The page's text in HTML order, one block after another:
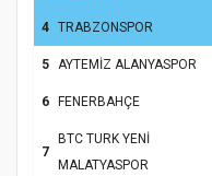
4 TRABZONSPOR
5 AYTEMİZ ALANYASPOR
6 FENERBAHÇE
7
BTC TURK YENİ
MALATYASPOR